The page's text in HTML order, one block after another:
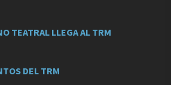
TEATRAL LLEGA AL TRM
DEL TRM